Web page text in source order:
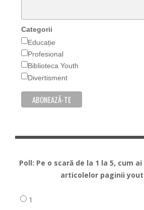
Categorii
Educație
Profesional
Biblioteca Youth
Divertisment
Poll: Pe o scară de la 1 la 5, cum
articolelor paginii
1